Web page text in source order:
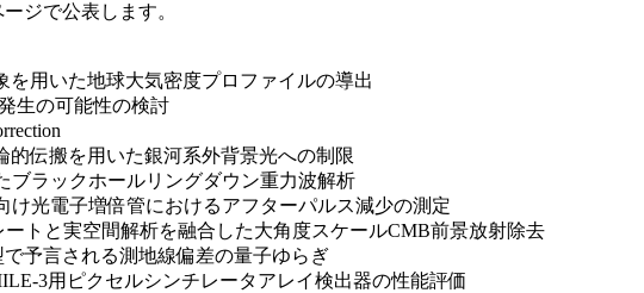
ジで公表します。
を用いた地球大気密度プロファイルの導出
生の可能性の検討
伝搬を用いた銀河系外背景光への制限
ラックホールリングダウン重力波解析
光電子増倍管におけるアフターパルス減少の測定
トと実空間解析を融合した大角度スケールCMB前景放射除去
予言される測地線偏差の量子ゆらぎ
3用ピクセルシンチレータアレイ検出器の性能評価